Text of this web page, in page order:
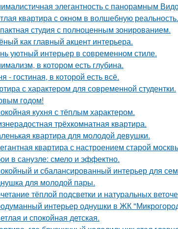
элегантность с панорамным
квартира с окном в волшебную реальность.
студия с полноценным зонированием.
как главный акцент интерьера.
уютный интерьер в современном стиле.
в котором есть глубина.
- гостиная, в которой есть всё.
с характером для современной студентки.
годом!
кухня с тёплым характером.
трёхкомнатная квартира.
квартира для молодой девушки.
квартира с настроением старой
в санузле: смело и эффектно.
и сбалансированный интерьер для
для молодой пары.
тёплой подсветки и натуральных
интерьер однушки в ЖК
и спокойная детская.